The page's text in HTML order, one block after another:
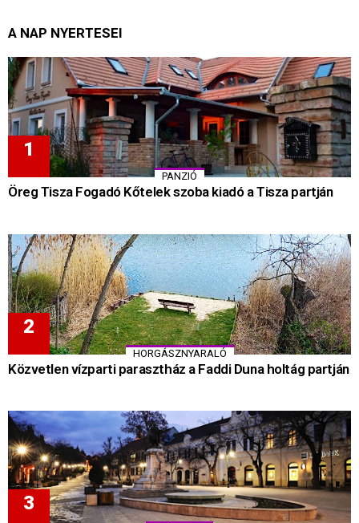
A NAP NYERTESEI
PANZIÓ
Öreg Tisza Fogadó Kőtelek szoba kiadó a Tisza partján
HORGÁSZNYARALÓ
Közvetlen vízparti parasztház a Faddi Duna holtág partján